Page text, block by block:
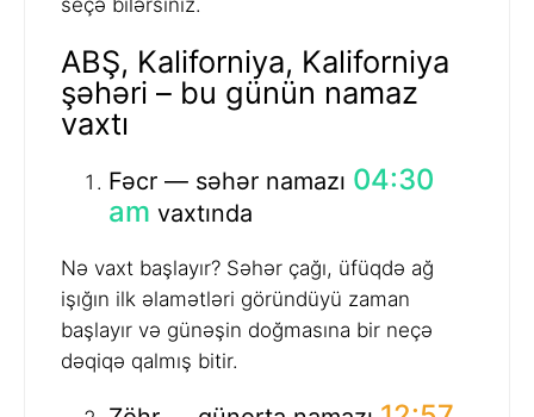
seçə bilərsiniz.
ABŞ, Kaliforniya, Kaliforniya
şəhəri – bu günün namaz
vaxtı
Fəcr — səhər namazı 04:30
am vaxtında
Nə vaxt başlayır? Səhər çağı, üfüqdə ağ
işığın ilk əlamətləri göründüyü zaman
başlayır və günəşin doğmasına bir neçə
dəqiqə qalmış bitir.